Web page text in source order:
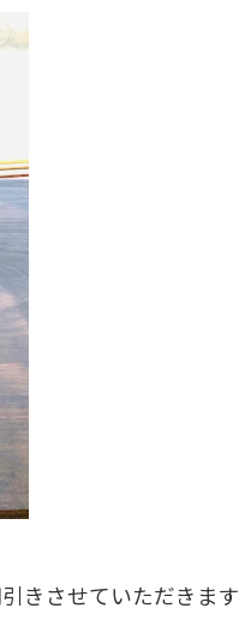
きさせていただきます